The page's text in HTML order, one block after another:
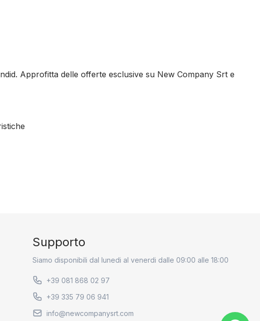
Approfitta delle offerte esclusive su New Company Srt e
Supporto
Siamo disponibili dal lunedi al venerdi dalle 09:00 alle 18:00
+39 081 868 02 97
+39 335 79 06 941
info@newcompanysrt.com